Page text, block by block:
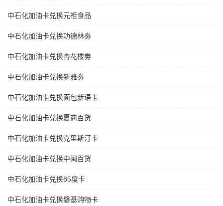
中石化加油卡兑换元祖食品
中石化加油卡兑换功德林劵
中石化加油卡兑换杏花楼劵
中石化加油卡兑换新雅劵
中石化加油卡兑换面包新语卡
中石化加油卡兑换夏商百货
中石化加油卡兑换克里斯汀卡
中石化加油卡兑换中闽百货
中石化加油卡兑换85度卡
中石化加油卡兑换磐基购物卡